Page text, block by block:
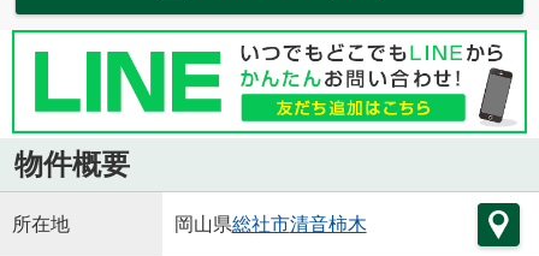
物件概要
所在地 岡山県総社市清音柿木